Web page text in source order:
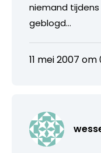
niemand
geblogd…
11 mei 2007 om